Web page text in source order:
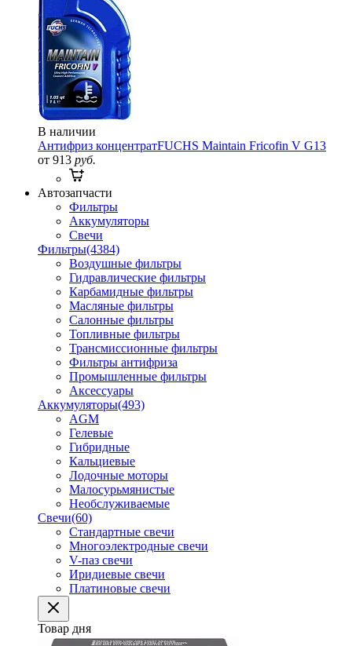
В наличии
Антифриз концентратFUCHS Maintain Fricofin V G13
от 913 руб.
Автозапчасти
Фильтры
Аккумуляторы
Свечи
Фильтры(4384)
Воздушные фильтры
Гидравлические фильтры
Карбамидные фильтры
Масляные фильтры
Салонные фильтры
Топливные фильтры
Трансмиссионные фильтры
Фильтры антифриза
Промышленные фильтры
Аксессуары
Аккумуляторы(493)
AGM
Гелевые
Гибридные
Кальциевые
Лодочные моторы
Малосурьмянистые
Необслуживаемые
Свечи(60)
Стандартные свечи
Многоэлектродные свечи
V-паз свечи
Иридиевые свечи
Платиновые свечи
Товар дня